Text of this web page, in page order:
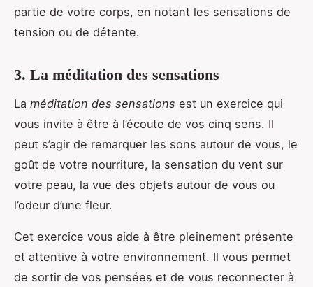
partie de votre corps, en notant les sensations de
tension ou de détente.
3. La méditation des sensations
La méditation des sensations est un exercice qui
vous invite à être à l’écoute de vos cinq sens. Il
peut s’agir de remarquer les sons autour de vous, le
goût de votre nourriture, la sensation du vent sur
votre peau, la vue des objets autour de vous ou
l’odeur d’une fleur.
Cet exercice vous aide à être pleinement présente
et attentive à votre environnement. Il vous permet
de sortir de vos pensées et de vous reconnecter à